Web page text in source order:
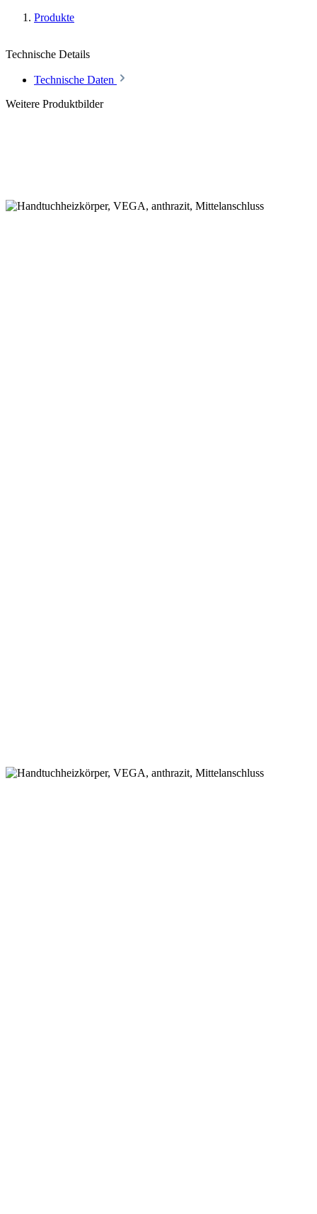
Produkte
Technische Details
Technische Daten
Weitere Produktbilder